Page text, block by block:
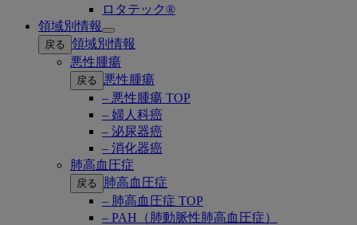
ロタテック®
領域別情報
Open
submenu
戻る 領域別情報
悪性腫瘍
戻る
悪性腫瘍
– 悪性腫瘍 TOP
– 婦人科癌
– 泌尿器癌
– 消化器癌
肺高血圧症
戻る
肺高血圧症
– 肺高血圧症 TOP
– PAH（肺動脈性肺高血圧症）